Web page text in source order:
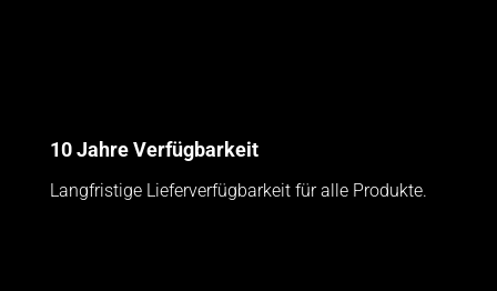
10 Jahre Verfügbarkeit
Langfristige Lieferverfügbarkeit für alle Produkte.